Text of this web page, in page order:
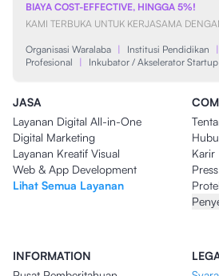
BIAYA COST-EFFECTIVE, HINGGA 5%!
KAMI TERBUKA UNTUK KERJASAMA
Organisasi Waralaba | Institusi Pendidikan |
Profesional
| Inkubator / Akselerator Startup
JASA
Layanan Digital All-in-One
Digital Marketing
Layanan Kreatif Visual
Web & App Development
Lihat Semua Layanan
Karir
INFORMATION